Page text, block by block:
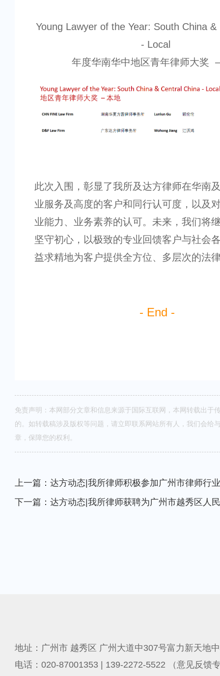
Young Lawyer of the Year: South China &
- Local
年度华南华中地区青年律师大奖
此次入围，彰显了我所及达方律师在华南
业服务及高度的客户和同行认可度，以及
业能力、业务素养的认可。未来，我们将
坚守初心，以极致的专业回馈客户与社会
益求精地为客户提供全方位、多层次的法
- End -
免责声明：本网部分文章和信息来源于国际互联网，本网转载出于
的。如转载稿涉及版权等问题，请立即联系网站所有人，我们会给
章，保障您的权利。
上一篇：达方动态|我所律师积极参加广州市律师行
下一篇：达方动态|我所律师获聘为广州市越秀区人
地址：广州市 越秀区 广州大道中307号富力新天地
电话：020-87001353 | 139-2272-5522 （意见反馈